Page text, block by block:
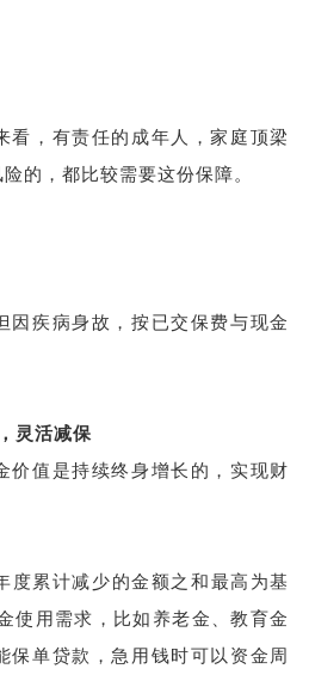
看，有责任的成年人，家庭顶梁
的，都比较需要这份保障。
因疾病身故，按已交保费与现金
灵活减保
价值是持续终身增长的，实现财
度累计减少的金额之和最高为基
使用需求，比如养老金、教育金
保单贷款，急用钱时可以资金周